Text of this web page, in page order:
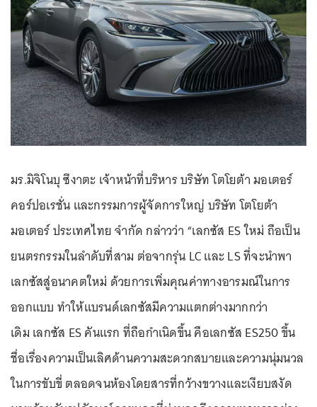
มร.มิจิโนบุ ซึงาตะ เจ้าหน้าที่บริหาร บริษัท โตโยต้า มอเตอร์
คอร์ปอเรชั่น และกรรมการผู้จัดการใหญ่ บริษัท โตโยต้า
มอเตอร์ ประเทศไทย จำกัด กล่าวว่า “เลกซัส ES ใหม่ ถือเป็น
ยนตรกรรมในลำดับที่สาม ต่อจากรุ่น LC และ LS ที่จะนำพา
เลกซัสสู่อนาคตใหม่ ด้วยการเพิ่มคุณค่าทางอารมณ์ในการ
ออกแบบ ทำให้แบรนด์เลกซัสมีความแตกต่างมากกว่า
เดิม เลกซัส ES คันแรก ที่ถือกำเนิดขึ้น คือเลกซัส ES250 ขึ้น
ชื่อเรื่องความเป็นเลิศด้านความสะดวกสบายและความนุ่มนวล
ในการขับขี่ ตลอดจนห้องโดยสารที่กว้างขวางและเงียบสงัด